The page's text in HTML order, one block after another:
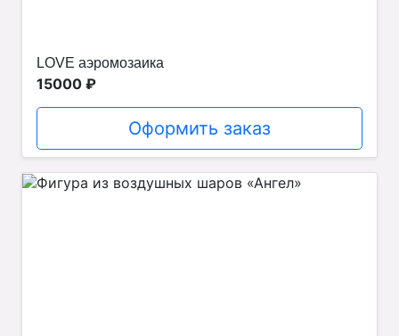
LOVE аэромозаика
15000 ₽
Оформить заказ